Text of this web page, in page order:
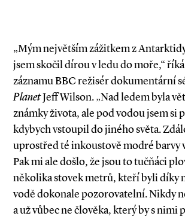
„Mým největším zážitkem z
jsem skočil dírou v ledu do moře,“
záznamu BBC režisér dokumentární
PlanetJeff Wilson. „Nad ledem byla
známky života, ale pod vodou jsem si
kdybych vstoupil do jiného světa.
uprostřed té inkoustově modré barvy
Pak mi ale došlo, že jsou to tučňáci
několika stovek metrů, kteří byli díky
vodě dokonale pozorovatelní. Nikdy
a už vůbec ne člověka, který by s nimi